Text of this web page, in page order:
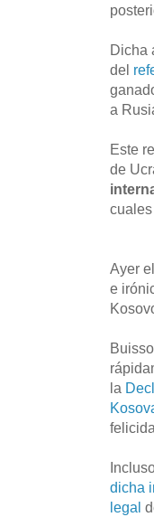
Dicha
del
a
Este
de
Ayer
e
la
dicha
legal